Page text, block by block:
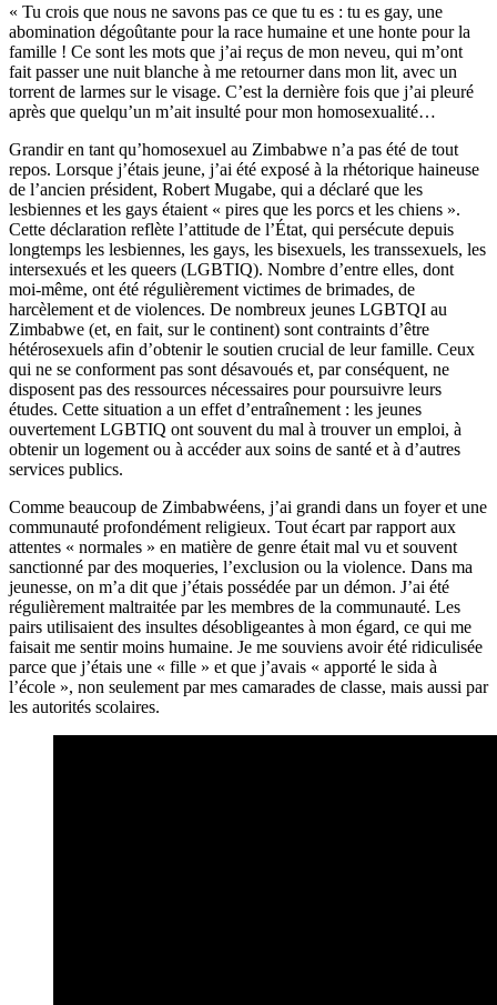
« Tu crois que nous ne savons pas ce que tu es : tu es gay, une
abomination dégoûtante pour la race humaine et une honte pour la
famille ! Ce sont les mots que j’ai reçus de mon neveu, qui m’ont
fait passer une nuit blanche à me retourner dans mon lit, avec un
torrent de larmes sur le visage. C’est la dernière fois que j’ai pleuré
après que quelqu’un m’ait insulté pour mon homosexualité…
Grandir en tant qu’homosexuel au Zimbabwe n’a pas été de tout
repos. Lorsque j’étais jeune, j’ai été exposé à la rhétorique haineuse
de l’ancien président, Robert Mugabe, qui a déclaré que les
lesbiennes et les gays étaient « pires que les porcs et les chiens ».
Cette déclaration reflète l’attitude de l’État, qui persécute depuis
longtemps les lesbiennes, les gays, les bisexuels, les transsexuels, les
intersexués et les queers (LGBTIQ). Nombre d’entre elles, dont
moi-même, ont été régulièrement victimes de brimades, de
harcèlement et de violences. De nombreux jeunes LGBTQI au
Zimbabwe (et, en fait, sur le continent) sont contraints d’être
hétérosexuels afin d’obtenir le soutien crucial de leur famille. Ceux
qui ne se conforment pas sont désavoués et, par conséquent, ne
disposent pas des ressources nécessaires pour poursuivre leurs
études. Cette situation a un effet d’entraînement : les jeunes
ouvertement LGBTIQ ont souvent du mal à trouver un emploi, à
obtenir un logement ou à accéder aux soins de santé et à d’autres
services publics.
Comme beaucoup de Zimbabwéens, j’ai grandi dans un foyer et une
communauté profondément religieux. Tout écart par rapport aux
attentes « normales » en matière de genre était mal vu et souvent
sanctionné par des moqueries, l’exclusion ou la violence. Dans ma
jeunesse, on m’a dit que j’étais possédée par un démon. J’ai été
régulièrement maltraitée par les membres de la communauté. Les
pairs utilisaient des insultes désobligeantes à mon égard, ce qui me
faisait me sentir moins humaine. Je me souviens avoir été ridiculisée
parce que j’étais une « fille » et que j’avais « apporté le sida à
l’école », non seulement par mes camarades de classe, mais aussi par
les autorités scolaires.